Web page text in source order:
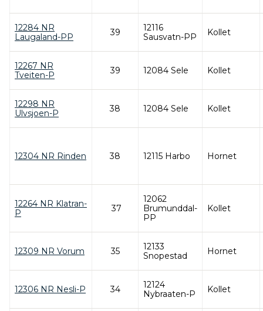
12284 NR
Laugaland-PP
39
12116
Sausvatn-PP
Kollet
12267 NR
Tveiten-P
39 12084 Sele Kollet
12298 NR
Ulvsjoen-P
38 12084 Sele Kollet
12304 NR Rinden 38 12115 Harbo Hornet
12264 NR Klatran-
P
37
12062
Brumunddal-
PP
Kollet
12309 NR Vorum 35
12133
Snopestad
Hornet
12306 NR Nesli-P 34
12124
Nybraaten-P
Kollet